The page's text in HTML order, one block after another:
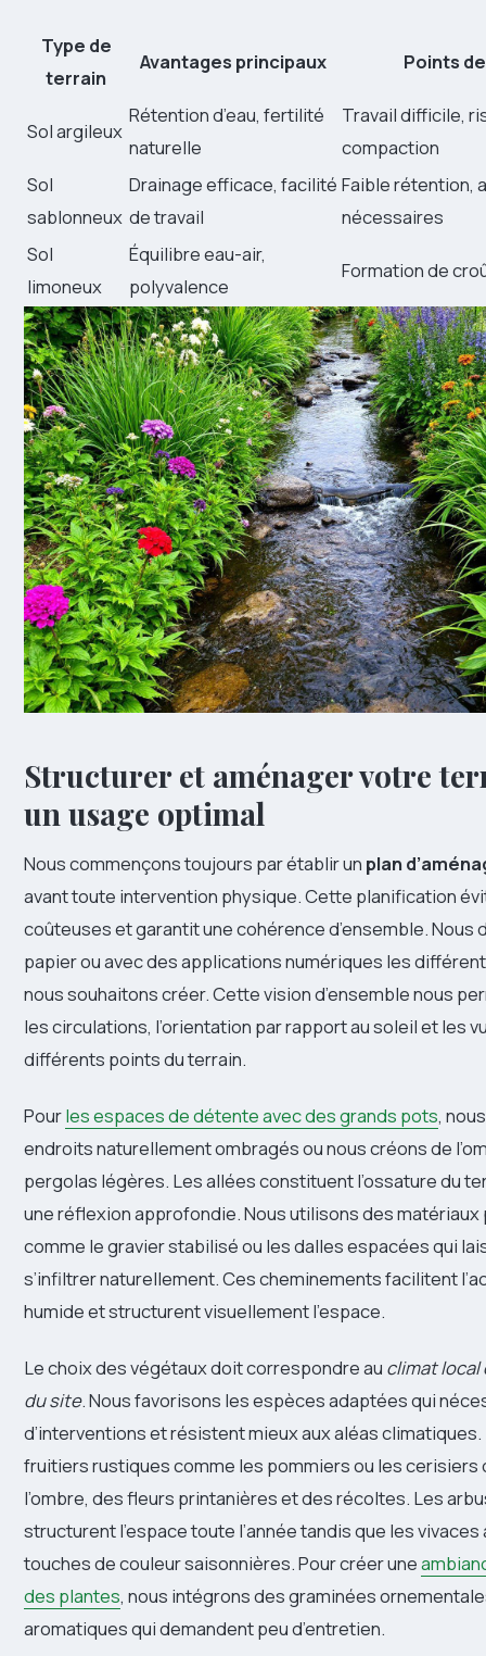
Type de
terrain
Avantages principaux Points
Sol argileux
Rétention d’eau, fertilité
naturelle
Travail difficile,
compaction
Sol
sablonneux
Drainage efficace, facilité
de travail
Faible rétention,
nécessaires
Sol
limoneux
Équilibre eau-air,
polyvalence
Formation de
Structurer et aménager votre
un usage optimal
Nous commençons toujours par établir un plan
avant toute intervention physique. Cette planification
coûteuses et garantit une cohérence d’ensemble. Nous
papier ou avec des applications numériques les
nous souhaitons créer. Cette vision d’ensemble nous
les circulations, l’orientation par rapport au soleil et les
différents points du terrain.
Pourles espaces de détente avec des grands pots,
endroits naturellement ombragés ou nous créons de
pergolas légères. Les allées constituent l’ossature du
une réflexion approfondie. Nous utilisons des
comme le gravier stabilisé ou les dalles espacées qui
s’infiltrer naturellement. Ces cheminements facilitent
humide et structurent visuellement l’espace.
Le choix des végétaux doit correspondre au climat
du site. Nous favorisons les espèces adaptées qui
d’interventions et résistent mieux aux aléas
fruitiers rustiques comme les pommiers ou les cerisiers
l’ombre, des fleurs printanières et des récoltes. Les
structurent l’espace toute l’année tandis que les
touches de couleur saisonnières. Pour créer une
des plantes, nous intégrons des graminées
aromatiques qui demandent peu d’entretien.